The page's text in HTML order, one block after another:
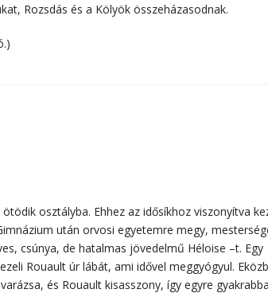
Rozsdás és a Kölyök összeházasodnak.
osztályba. Ehhez az idősíkhoz viszonyítva
után orvosi egyetemre megy,
csúnya, de hatalmas jövedelmű Héloise –t. Egy
Rouault úr lábát, ami idővel meggyógyul.
és Rouault kisasszony, így egyre